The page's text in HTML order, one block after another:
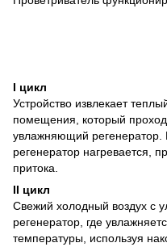
I цикл
Устройство извлекает
помещения, который
увлажняющий регенератор.
регенератор нагревается,
притока.
II цикл
Свежий холодный воздух с
регенератор, где
температуры, используя